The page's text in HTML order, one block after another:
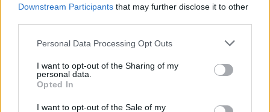
Downstream Participants that may further disclose it to other
Please note that this website/app uses one or more Google
not limited to your visit or usage behaviour. You may click to
grant or deny consent to Google and its third-party tags to
use your data for below specified purposes in below Google
consent section.
Personal Data Processing Opt Outs
I want to opt-out of the Sharing of my
personal data.
Opted In
I want to opt-out of the Sale of my